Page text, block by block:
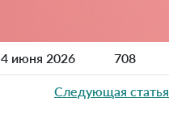
4 июня 2026 708
Следующая статья